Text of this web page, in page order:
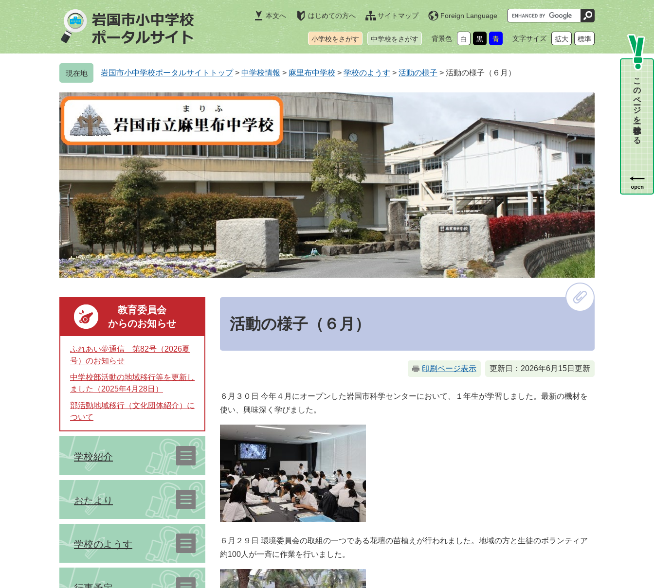
ジ
先
ュ
を
本文へ はじめての方へ サイトマップ Foreign Language
G
o
o
l
カ
ム
小学校をさがす 中学校をさがす 背景色 白 黒 青 文字サイズ 拡大 標準
岩国市小中学校ポータルサイトトップ > 中学校情報 > 麻里布中学校 > 学校のようす > 活動の様子 > 活動の様子（６月）
活動の様子（６月）
印刷ページ表示 更新日：2026年6月15日更新
６月３０日 今年４月にオープンした岩国市科学センターにおいて、１年生が学習しました。最新の機材を
使い、興味深く学びました。​
​６月２９日 環境委員会の取組の一つである花壇の苗植えが行われました。地域の方と生徒のボランティア
約100人が一斉に作業を行いました。​
教育委員会
からのお知らせ
ふれあい夢通信 第82号（2026夏
号）のお知らせ
中学校部活動の地域移行等を更新し
ました（2025年4月28日）
部活動地域移行（文化団体紹介）に
ついて
学校紹介
おたより
学校のようす
このページを一時保存する